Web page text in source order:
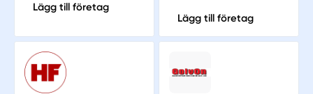
Lägg till företag
Lägg till företag